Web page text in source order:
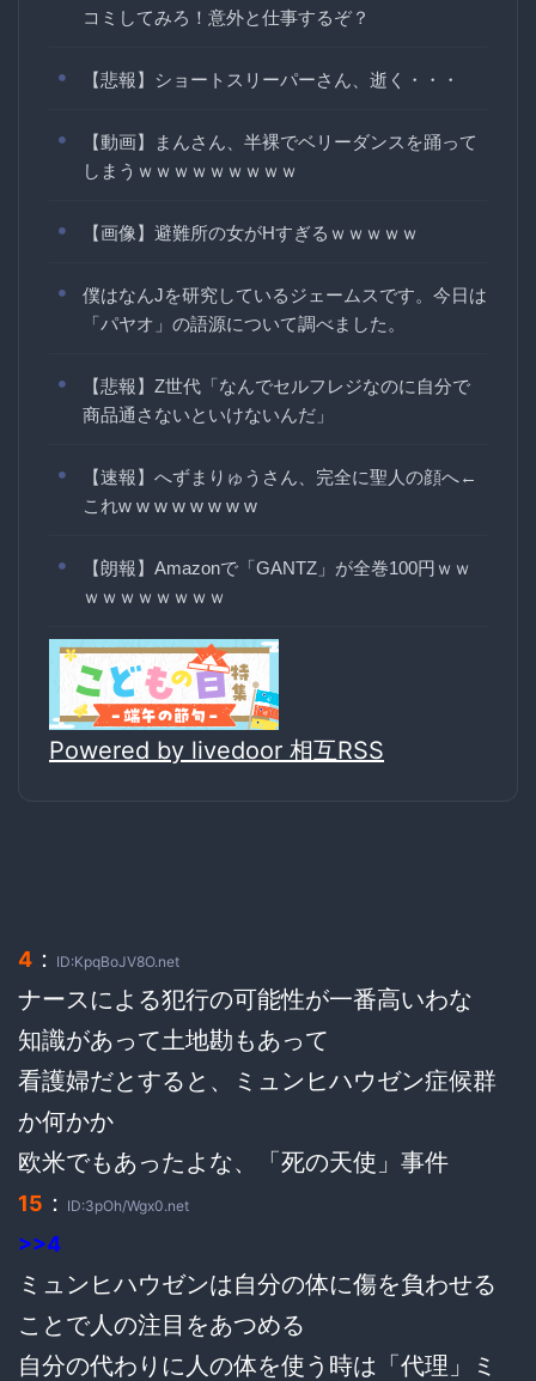
コミしてみろ！意外と仕事するぞ？
【悲報】ショートスリーパーさん、逝く・・・
【動画】まんさん、半裸でベリーダンスを踊って
しまうｗｗｗｗｗｗｗｗｗ
【画像】避難所の女がHすぎるｗｗｗｗｗ
僕はなんJを研究しているジェームスです。今日は
「パヤオ」の語源について調べました。
【悲報】Z世代「なんでセルフレジなのに自分で
商品通さないといけないんだ」
【速報】へずまりゅうさん、完全に聖人の顔へ←
これw w w w w w w w
【朗報】Amazonで「GANTZ」が全巻100円ｗｗ
ｗｗｗｗｗｗｗｗ
Powered by livedoor 相互RSS
4 ： ID:KpqBoJV8O.net
ナースによる犯行の可能性が一番高いわな
知識があって土地勘もあって
看護婦だとすると、ミュンヒハウゼン症候群
か何かか
欧米でもあったよな、「死の天使」事件
15 ： ID:3pOh/Wgx0.net
>>4
ミュンヒハウゼンは自分の体に傷を負わせる
ことで人の注目をあつめる
自分の代わりに人の体を使う時は「代理」ミ